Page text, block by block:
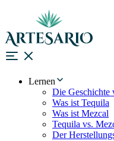
Lernen
Die Geschichte
Was ist Tequila
Was ist Mezcal
Tequila vs.
Der